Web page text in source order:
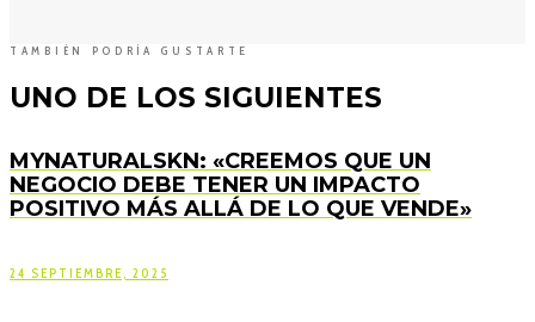
TAMBIÉN PODRÍA GUSTARTE
UNO DE LOS SIGUIENTES
MYNATURALSKN: «CREEMOS QUE UN
NEGOCIO DEBE TENER UN IMPACTO
POSITIVO MÁS ALLÁ DE LO QUE VENDE»
24 SEPTIEMBRE, 2025